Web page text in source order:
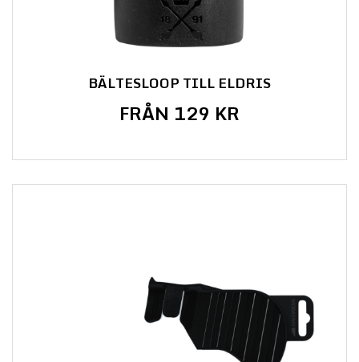
BÄLTESLOOP TILL ELDRIS
FRÅN 129 KR